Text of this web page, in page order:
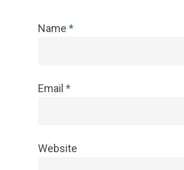
Name *
Email *
Website